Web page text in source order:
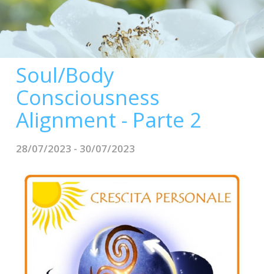
PERCORSI
SCHOOL
SHOP
SEMINARI
NEWS
CONTATTI
Soul/Body
Consciousness
Alignment - Parte 2
28/07/2023 - 30/07/2023